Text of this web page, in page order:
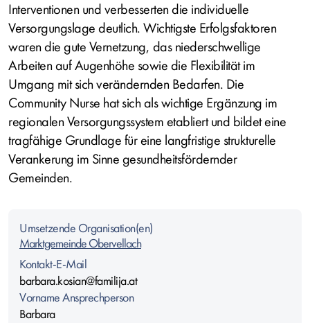
Umsetzende Organisation(en)
Marktgemeinde Obervellach
Kontakt-E-Mail
barbara.kosian@familija.at
Vorname Ansprechperson
Barbara
Interventionen und verbesserten die individuelle
Versorgungslage deutlich. Wichtigste Erfolgsfaktoren
waren die gute Vernetzung, das niederschwellige
Arbeiten auf Augenhöhe sowie die Flexibilität im
Umgang mit sich verändernden Bedarfen. Die
Community Nurse hat sich als wichtige Ergänzung im
regionalen Versorgungssystem etabliert und bildet eine
tragfähige Grundlage für eine langfristige strukturelle
Verankerung im Sinne gesundheitsfördernder
Gemeinden.